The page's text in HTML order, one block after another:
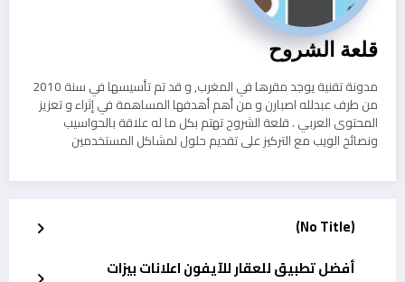
قلعة الشروح
مدونة تقنية يوجد مقرها في المغرب, و قد تم تأسيسها في سنة 2010
من طرف عبدلله اصبارن و من أهم أهدفها المساهمة في إثراء و تعزيز
المحتوى العربي . قلعة الشروح تهتم بكل ما له علاقة بالحواسيب
ونصائح الويب مع التركيز على تقديم حلول لمشاكل المستخدمين
(No Title)
أفضل تطبيق للعقار للآيفون اعلانات بيزات